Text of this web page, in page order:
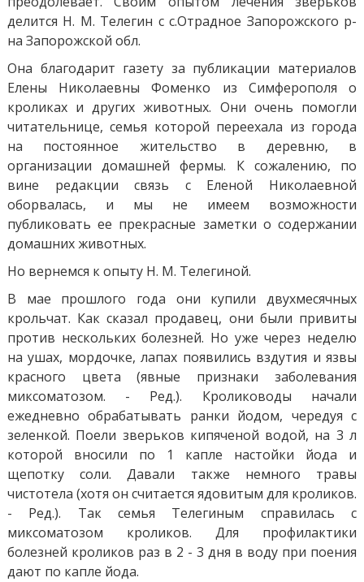
делится Н. М. Телегин с с.Отрадное Запорожского р-
на Запорожской обл.
Она благодарит газету за публикации материалов
Елены Николаевны Фоменко из Симферополя о
кроликах и других животных. Они очень помогли
читательнице, семья которой переехала из города
на постоянное жительство в деревню, в
организации домашней фермы. К сожалению, по
вине редакции связь с Еленой Николаевной
оборвалась, и мы не имеем возможности
публиковать ее прекрасные заметки о содержании
домашних животных.
Но вернемся к опыту Н. М. Телегиной.
В мае прошлого года они купили двухмесячных
крольчат. Как сказал продавец, они были привиты
против нескольких болезней. Но уже через неделю
на ушах, мордочке, лапах появились вздутия и язвы
красного цвета (явные признаки заболевания
миксоматозом. - Ред.). Кролиководы начали
ежедневно обрабатывать ранки йодом, чередуя с
зеленкой. Поели зверьков кипяченой водой, на 3 л
которой вносили по 1 капле настойки йода и
щепотку соли. Давали также немного травы
чистотела (хотя он считается ядовитым для кроликов.
- Ред.). Так семья Телегиным справилась с
миксоматозом кроликов. Для профилактики
болезней кроликов раз в 2 - 3 дня в воду при поения
дают по капле йода.